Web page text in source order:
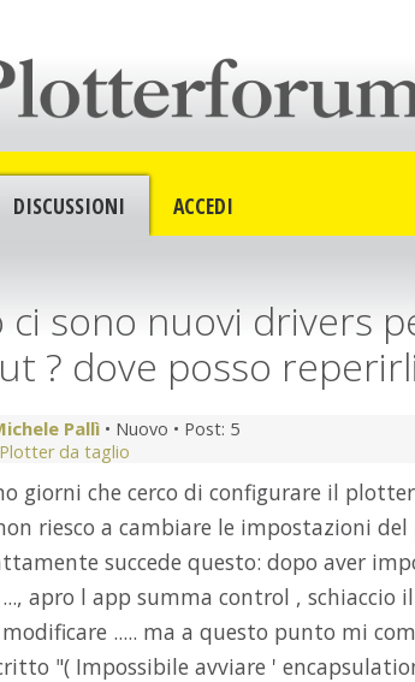
DISCUSSIONI ACCEDI
ci sono nuovi drivers
? dove posso
Pallì • Nuovo • Post: 5
Plotter da taglio
giorni che cerco di configurare il
riesco a cambiare le impostazioni
succede questo: dopo aver
apro l app summa control , schiaccio
..... ma a questo punto mi
"( Impossibile avviare '